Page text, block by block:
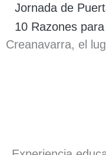
Jornada de
10 Razones
Creanavarra, el